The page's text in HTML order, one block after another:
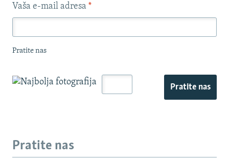
Vaša e-mail adresa *
Pratite nas
Pratite nas
Pratite nas